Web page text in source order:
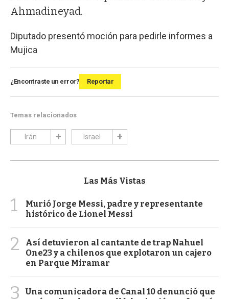
Ahmadineyad.
Diputado presentó moción para pedirle informes a
Mujica
¿Encontraste un error? Reportar
Temas relacionados
Irán Israel
Las Más Vistas
1
Murió Jorge Messi, padre y representante
histórico de Lionel Messi
2
Así detuvieron al cantante de trap Nahuel
One23 y a chilenos que explotaron un cajero
en Parque Miramar
3
Una comunicadora de Canal 10 denunció que